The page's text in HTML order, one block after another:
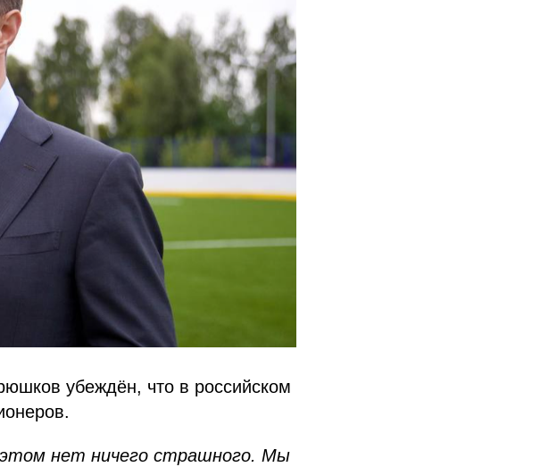
убеждён, что в российском
нет ничего страшного. Мы